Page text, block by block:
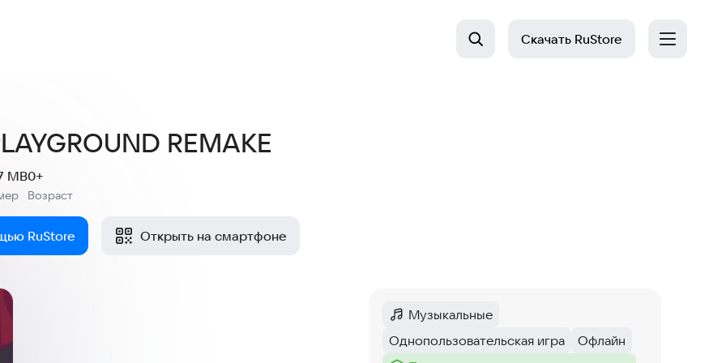
Скачать RuStore
REMAKE
MB
Возраст
0+
RuStore Открыть на смартфоне
Категория:
Музыкальные
Тег:
Однопользовательская игра
Тег:
Офлайн